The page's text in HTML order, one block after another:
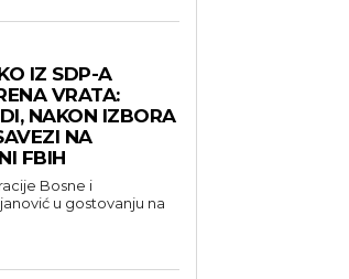
IZ SDP-A
VRATA:
NAKON IZBORA
NA
FBIH
Bosne i
u gostovanju na